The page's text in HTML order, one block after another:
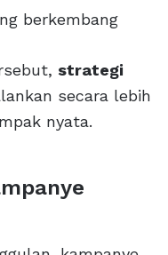
berkembang
strategi
secara lebih
nyata.